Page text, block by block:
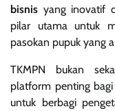
bisnis yang inovatif
pilar utama untuk
pasokan pupuk yang
TKMPN bukan
platform penting
untuk berbagi